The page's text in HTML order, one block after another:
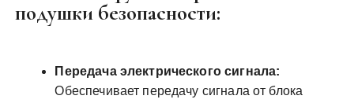
подушки безопасности:
Передача электрического сигнала:
Обеспечивает передачу сигнала от блока